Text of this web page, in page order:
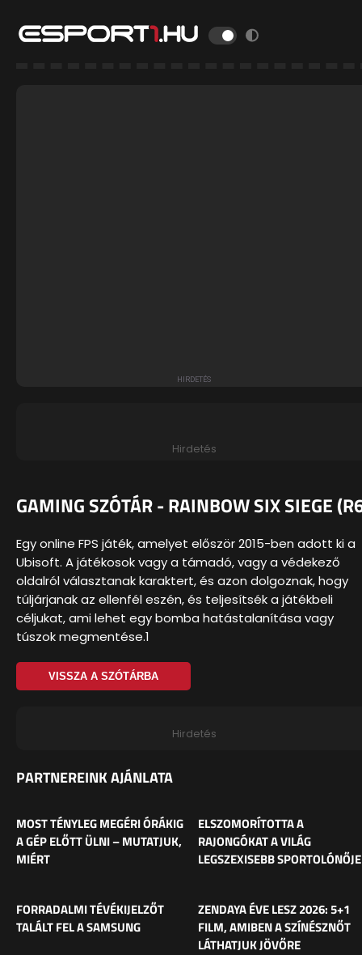
Hirdetés
GAMING SZÓTÁR - RAINBOW SIX SIEGE
Egy online FPS játék, amelyet először 2015-ben adott ki a
Ubisoft. A játékosok vagy a támadó, vagy a védekező
oldalról választanak karaktert, és azon dolgoznak, hogy
túljárjanak az ellenfél eszén, és teljesítsék a játékbeli
céljukat, ami lehet egy bomba hatástalanítása vagy
túszok megmentése.1
VISSZA A SZÓTÁRBA
Hirdetés
PARTNEREINK AJÁNLATA
MOST TÉNYLEG MEGÉRI ÓRÁKIG
A GÉP ELŐTT ÜLNI – MUTATJUK,
MIÉRT
ELSZOMORÍTOTTA A
RAJONGÓKAT A VILÁG
LEGSZEXISEBB SPORTOLÓNŐJE
FORRADALMI TÉVÉKIJELZŐT
TALÁLT FEL A SAMSUNG
ZENDAYA ÉVE LESZ 2026: 5+1
FILM, AMIBEN A SZÍNÉSZNŐT
LÁTHATJUK JÖVŐRE